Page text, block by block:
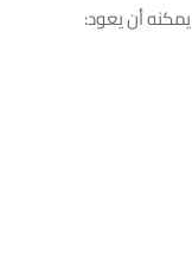
أن يعود: